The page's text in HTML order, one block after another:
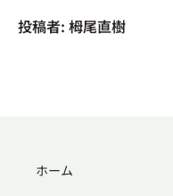
投稿者: 栂尾直樹
ホーム